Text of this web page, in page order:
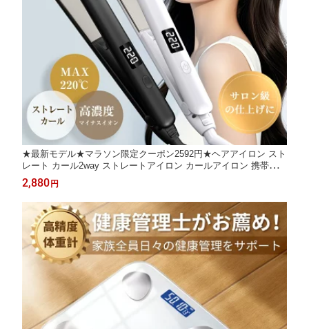
★最新モデル★マラソン限定クーポン2592円★ヘアアイロン スト
レート カール2way ストレートアイロン カールアイロン 携帯ヘア
アイロン ストレートヘアアイロン 高濃度マイナスイオン 急速加
熱 温度6段階調節 360度回転コード 自動電源OFF コンパクト軽量
携帯 旅行
2,880 円